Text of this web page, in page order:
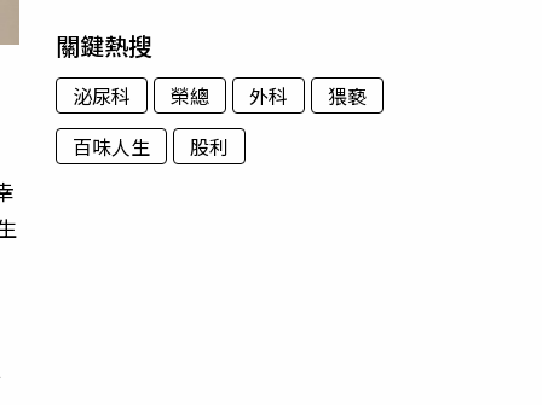
關鍵熱搜
泌尿科 榮總 外科
猥褻
百味人生
股利